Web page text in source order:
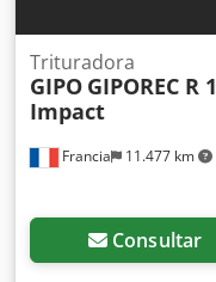
Francia 11.477 km
Trituradora
GIPO GIPOREC R
Impact
Consultar